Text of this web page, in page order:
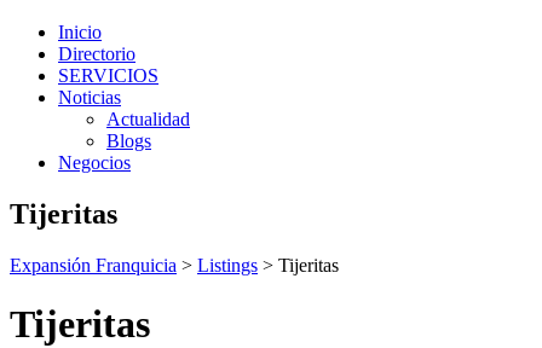
Inicio
Directorio
SERVICIOS
Noticias
Actualidad
Blogs
Negocios
Tijeritas
Expansión Franquicia > Listings > Tijeritas
Tijeritas